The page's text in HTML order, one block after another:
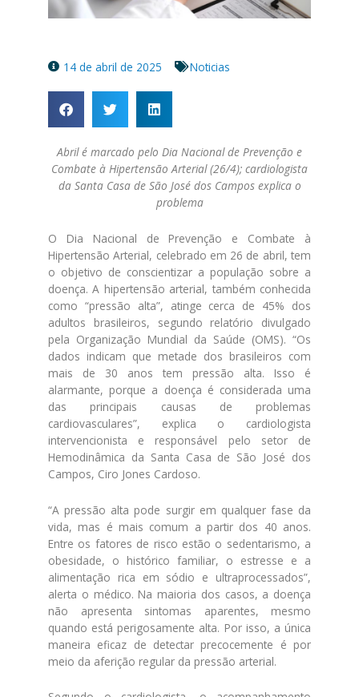
14 de abril de 2025 Noticias
Abril é marcado pelo Dia Nacional de Prevenção e
Combate à Hipertensão Arterial (26/4); cardiologista
da Santa Casa de São José dos Campos explica o
problema
O Dia Nacional de Prevenção e Combate à
Hipertensão Arterial, celebrado em 26 de abril, tem
o objetivo de conscientizar a população sobre a
doença. A hipertensão arterial, também conhecida
como “pressão alta”, atinge cerca de 45% dos
adultos brasileiros, segundo relatório divulgado
pela Organização Mundial da Saúde (OMS). “Os
dados indicam que metade dos brasileiros com
mais de 30 anos tem pressão alta. Isso é
alarmante, porque a doença é considerada uma
das principais causas de problemas
cardiovasculares”, explica o cardiologista
intervencionista e responsável pelo setor de
Hemodinâmica da Santa Casa de São José dos
Campos, Ciro Jones Cardoso.
“A pressão alta pode surgir em qualquer fase da
vida, mas é mais comum a partir dos 40 anos.
Entre os fatores de risco estão o sedentarismo, a
obesidade, o histórico familiar, o estresse e a
alimentação rica em sódio e ultraprocessados”,
alerta o médico. Na maioria dos casos, a doença
não apresenta sintomas aparentes, mesmo
quando está perigosamente alta. Por isso, a única
maneira eficaz de detectar precocemente é por
meio da aferição regular da pressão arterial.